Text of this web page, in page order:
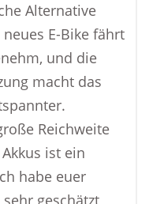
Alternative
E-Bike fährt
und die
macht das
Reichweite
ist ein
habe euer